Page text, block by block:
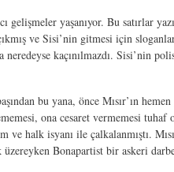
gelişmeler yaşanıyor. Bu satırlar
ve Sisi’nin gitmesi için
kaçınılmazdı. Sisi’nin
bu yana, önce Mısır’ın
ona cesaret vermemesi
ve halk isyanı ile çalkalanmıştı.
Bonapartist bir askeri